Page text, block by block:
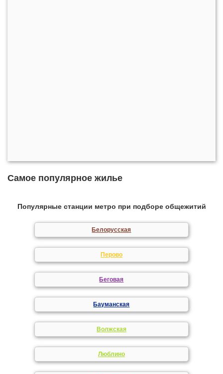
Самое популярное жилье
Популярные станции метро при подборе общежитий
Белорусская
Перово
Беговая
Бауманская
Волжская
Люблино